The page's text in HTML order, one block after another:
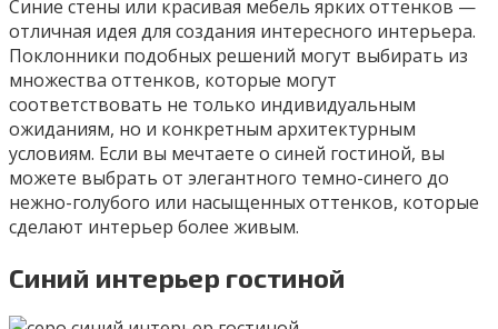
Синие стены или красивая мебель ярких оттенков —
отличная идея для создания интересного интерьера.
Поклонники подобных решений могут выбирать из
множества оттенков, которые могут
соответствовать не только индивидуальным
ожиданиям, но и конкретным архитектурным
условиям. Если вы мечтаете о синей гостиной, вы
можете выбрать от элегантного темно-синего до
нежно-голубого или насыщенных оттенков, которые
сделают интерьер более живым.
Синий интерьер гостиной